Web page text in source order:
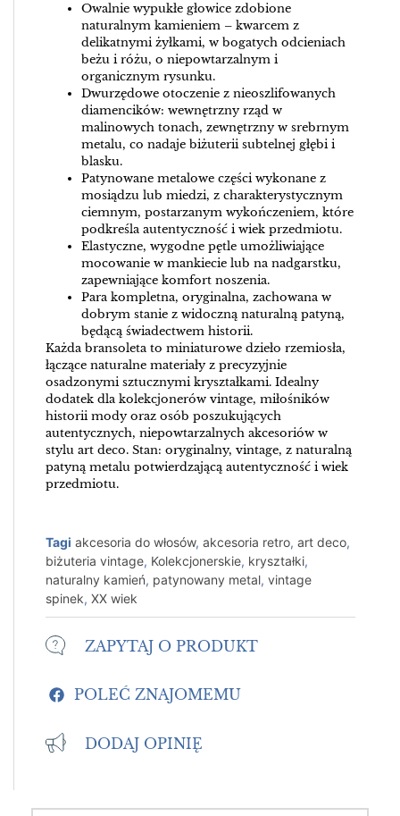
Owalnie wypukłe głowice zdobione
naturalnym kamieniem – kwarcem z
delikatnymi żyłkami, w bogatych odcieniach
beżu i różu, o niepowtarzalnym i
organicznym rysunku.
Dwurzędowe otoczenie z nieoszlifowanych
diamencików: wewnętrzny rząd w
malinowych tonach, zewnętrzny w srebrnym
metalu, co nadaje biżuterii subtelnej głębi i
blasku.
Patynowane metalowe części wykonane z
mosiądzu lub miedzi, z charakterystycznym
ciemnym, postarzanym wykończeniem, które
podkreśla autentyczność i wiek przedmiotu.
Elastyczne, wygodne pętle umożliwiające
mocowanie w mankiecie lub na nadgarstku,
zapewniające komfort noszenia.
Para kompletna, oryginalna, zachowana w
dobrym stanie z widoczną naturalną patyną,
będącą świadectwem historii.
Każda bransoleta to miniaturowe dzieło rzemiosła,
łączące naturalne materiały z precyzyjnie
osadzonymi sztucznymi kryształkami. Idealny
dodatek dla kolekcjonerów vintage, miłośników
historii mody oraz osób poszukujących
autentycznych, niepowtarzalnych akcesoriów w
stylu art deco. Stan: oryginalny, vintage, z naturalną
patyną metalu potwierdzającą autentyczność i wiek
przedmiotu.
Tagi akcesoria do włosów, akcesoria retro, art deco,
biżuteria vintage, Kolekcjonerskie, kryształki,
naturalny kamień, patynowany metal, vintage
spinek, XX wiek
ZAPYTAJ O PRODUKT
POLEĆ ZNAJOMEMU
DODAJ OPINIĘ